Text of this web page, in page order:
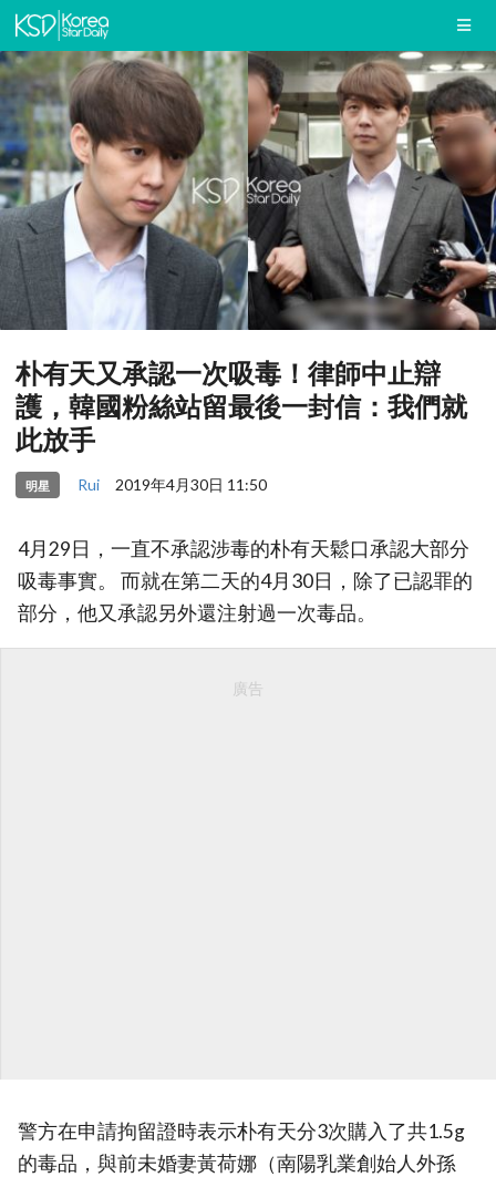
朴有天又承認一次吸毒！律師中止辯
護，韓國粉絲站留最後一封信：我們就
此放手
明星 Rui 2019年4月30日 11:50
4月29日，一直不承認涉毒的朴有天鬆口承認大部分
吸毒事實。 而就在第二天的4月30日，除了已認罪的
部分，他又承認另外還注射過一次毒品。
廣告
警方在申請拘留證時表示朴有天分3次購入了共1.5g
的毒品，與前未婚妻黃荷娜（南陽乳業創始人外孫